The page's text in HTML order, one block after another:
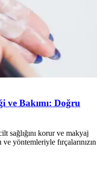
ve Bakımı: Doğru
sağlığını korur ve makyaj
yöntemleriyle fırçalarınızın